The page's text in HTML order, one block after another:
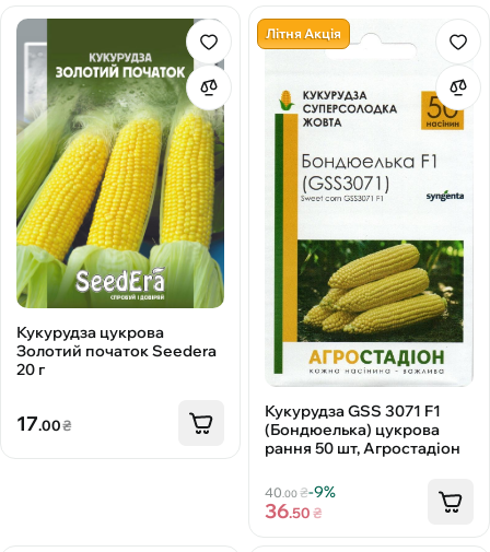
Кукурудза цукрова
Золотий початок Seedera
20 г
17.00₴
Літня Акція
Кукурудза GSS 3071 F1
(Бондюелька) цукрова
рання 50 шт, Агростадіон
40 .00 ₴-9%
36.50₴